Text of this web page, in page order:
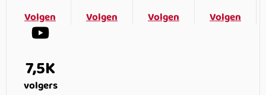
Volgen
Volgen
Volgen
Volgen
7,5K
volgers